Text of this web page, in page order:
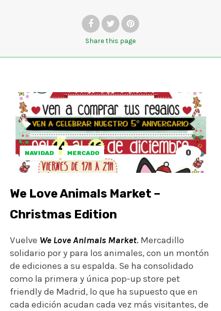
Sharethis page
NAVIDAD MERCADO 0
We Love Animals Market –
Christmas Edition
Vuelve We Love Animals Market. Mercadillo
solidario por y para los animales, con un montón
de ediciones a su espalda. Se ha consolidado
como la primera y única pop-up store pet
friendly de Madrid, lo que ha supuesto que en
cada edición acudan cada vez más visitantes, de